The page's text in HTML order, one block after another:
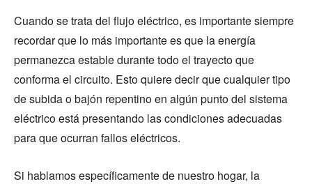
Cuando se trata del flujo eléctrico, es importante siempre
recordar que lo más importante es que la energía
permanezca estable durante todo el trayecto que
conforma el circuito. Esto quiere decir que cualquier tipo
de subida o bajón repentino en algún punto del sistema
eléctrico está presentando las condiciones adecuadas
para que ocurran fallos eléctricos.
Si hablamos específicamente de nuestro hogar, la